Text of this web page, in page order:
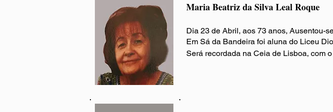
Maria Beatriz da Silva Leal Roque
Dia 23 de Abril, aos 73 anos, Ausentou-
Em Sá da Bandeira foi aluna do Liceu
Será recordada na Ceia de Lisboa, com